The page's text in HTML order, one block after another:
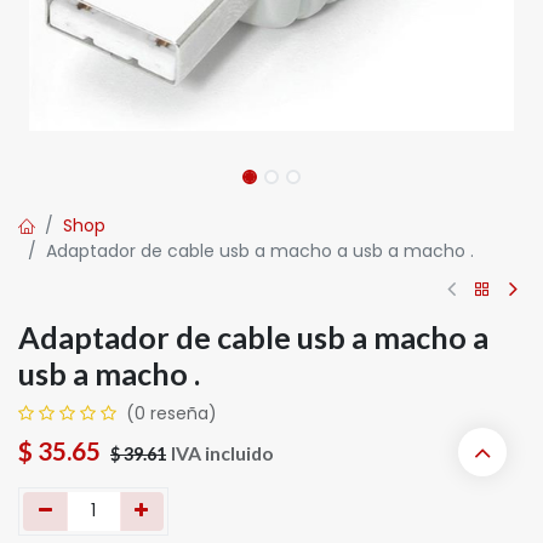
Shop
Adaptador de cable usb a macho a usb a macho .
Adaptador de cable usb a macho a
usb a macho .
(0 reseña)
$ 35.65 $39.61 IVA incluido